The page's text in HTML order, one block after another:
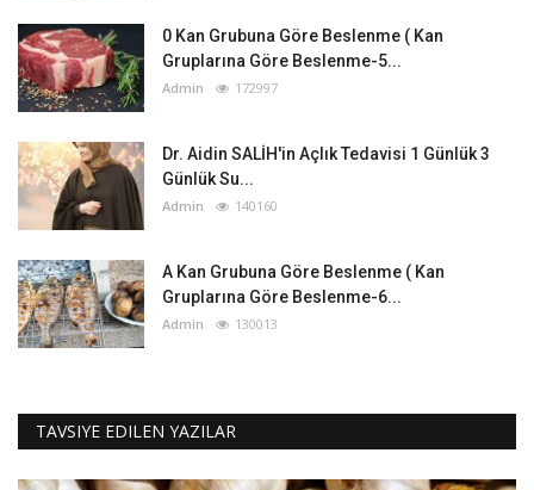
0 Kan Grubuna Göre Beslenme ( Kan
Gruplarına Göre Beslenme-5...
Admin 172997
Dr. Aidin SALİH'in Açlık Tedavisi 1 Günlük 3
Günlük Su...
Admin 140160
A Kan Grubuna Göre Beslenme ( Kan
Gruplarına Göre Beslenme-6...
Admin 130013
TAVSIYE EDILEN YAZILAR